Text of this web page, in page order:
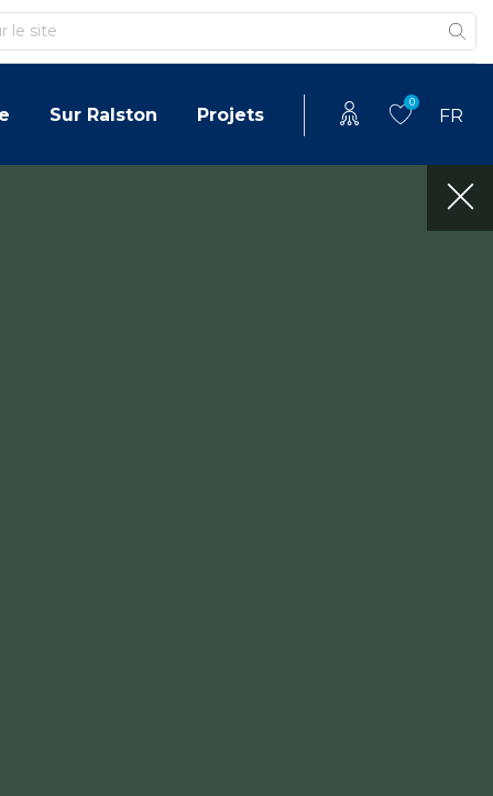
Sur Ralston Projets
0
FR